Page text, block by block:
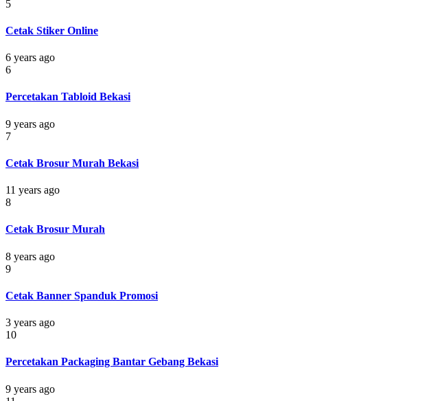
5
Cetak Stiker Online
6 years ago
6
Percetakan Tabloid Bekasi
9 years ago
7
Cetak Brosur Murah Bekasi
11 years ago
8
Cetak Brosur Murah
8 years ago
9
Cetak Banner Spanduk Promosi
3 years ago
10
Percetakan Packaging Bantar Gebang Bekasi
9 years ago